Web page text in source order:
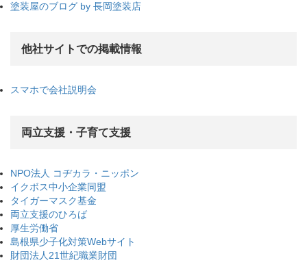
塗装屋のブログ by 長岡塗装店
他社サイトでの掲載情報
スマホで会社説明会
両立支援・子育て支援
NPO法人 コヂカラ・ニッポン
イクボス中小企業同盟
タイガーマスク基金
両立支援のひろば
厚生労働省
島根県少子化対策Webサイト
財団法人21世紀職業財団